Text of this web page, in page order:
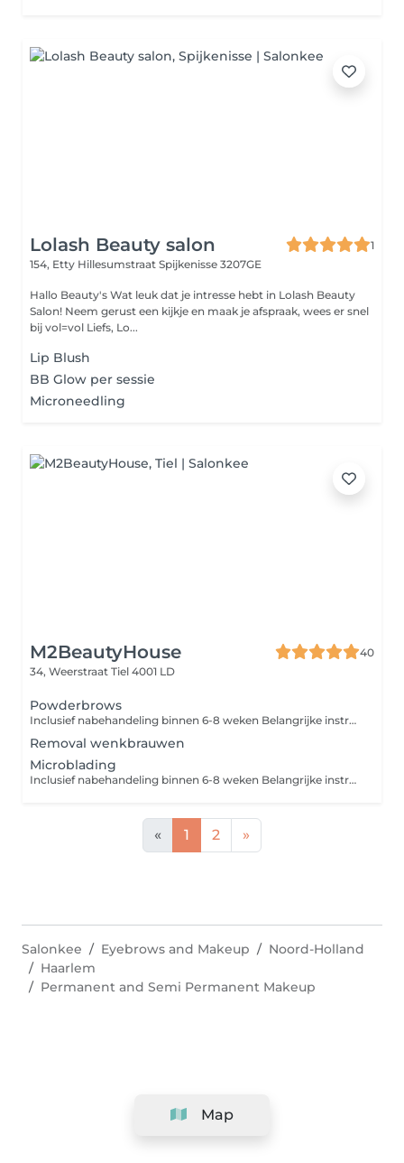
Lolash Beauty salon
1
154, Etty Hillesumstraat Spijkenisse 3207GE
Hallo Beauty's Wat leuk dat je intresse hebt in Lolash Beauty
Salon! Neem gerust een kijkje en maak je afspraak, wees er snel
bij vol=vol Liefs, Lo...
Lip Blush
BB Glow per sessie
Microneedling
M2BeautyHouse
40
34, Weerstraat Tiel 4001 LD
Powderbrows
Inclusief nabehandeling binnen 6-8 weken Belangrijke instructies vóór uw PMU-behandeling: Om de beste resultaten te bereiken, vragen wij u vriendelijk om het volgende niet te doen 2448 uur vóór de behandeling: Geen alcohol of cafeïne gebruiken Geen aspirine of bloedverdunnende medicatie innemen (tenzij voorgeschreven door uw arts) Geen zonnebank of intensief zonnen Geen gezichtsbehandeling, peeling of botox vóór de afspraak Niet epileren of harsen op het te behandelen gebied Kom alstublieft met schone huid, zonder make-up naar uw afspraak.
Removal wenkbrauwen
Microblading
Inclusief nabehandeling binnen 6-8 weken Belangrijke instructies vóór uw PMU-behandeling: Om de beste resultaten te bereiken, vragen wij u vriendelijk om het volgende niet te doen 2448 uur vóór de behandeling: Geen alcohol of cafeïne gebruiken Geen aspirine of bloedverdunnende medicatie innemen (tenzij voorgeschreven door uw arts) Geen zonnebank of intensief zonnen Geen gezichtsbehandeling, peeling of botox vóór de afspraak Niet epileren of harsen op het te behandelen gebied Kom alstublieft met schone huid, zonder make-up naar uw afspraak.
« 1 2 »
Map
Salonkee Eyebrows and Makeup
Noord-Holland
Haarlem
Permanent and Semi Permanent Makeup